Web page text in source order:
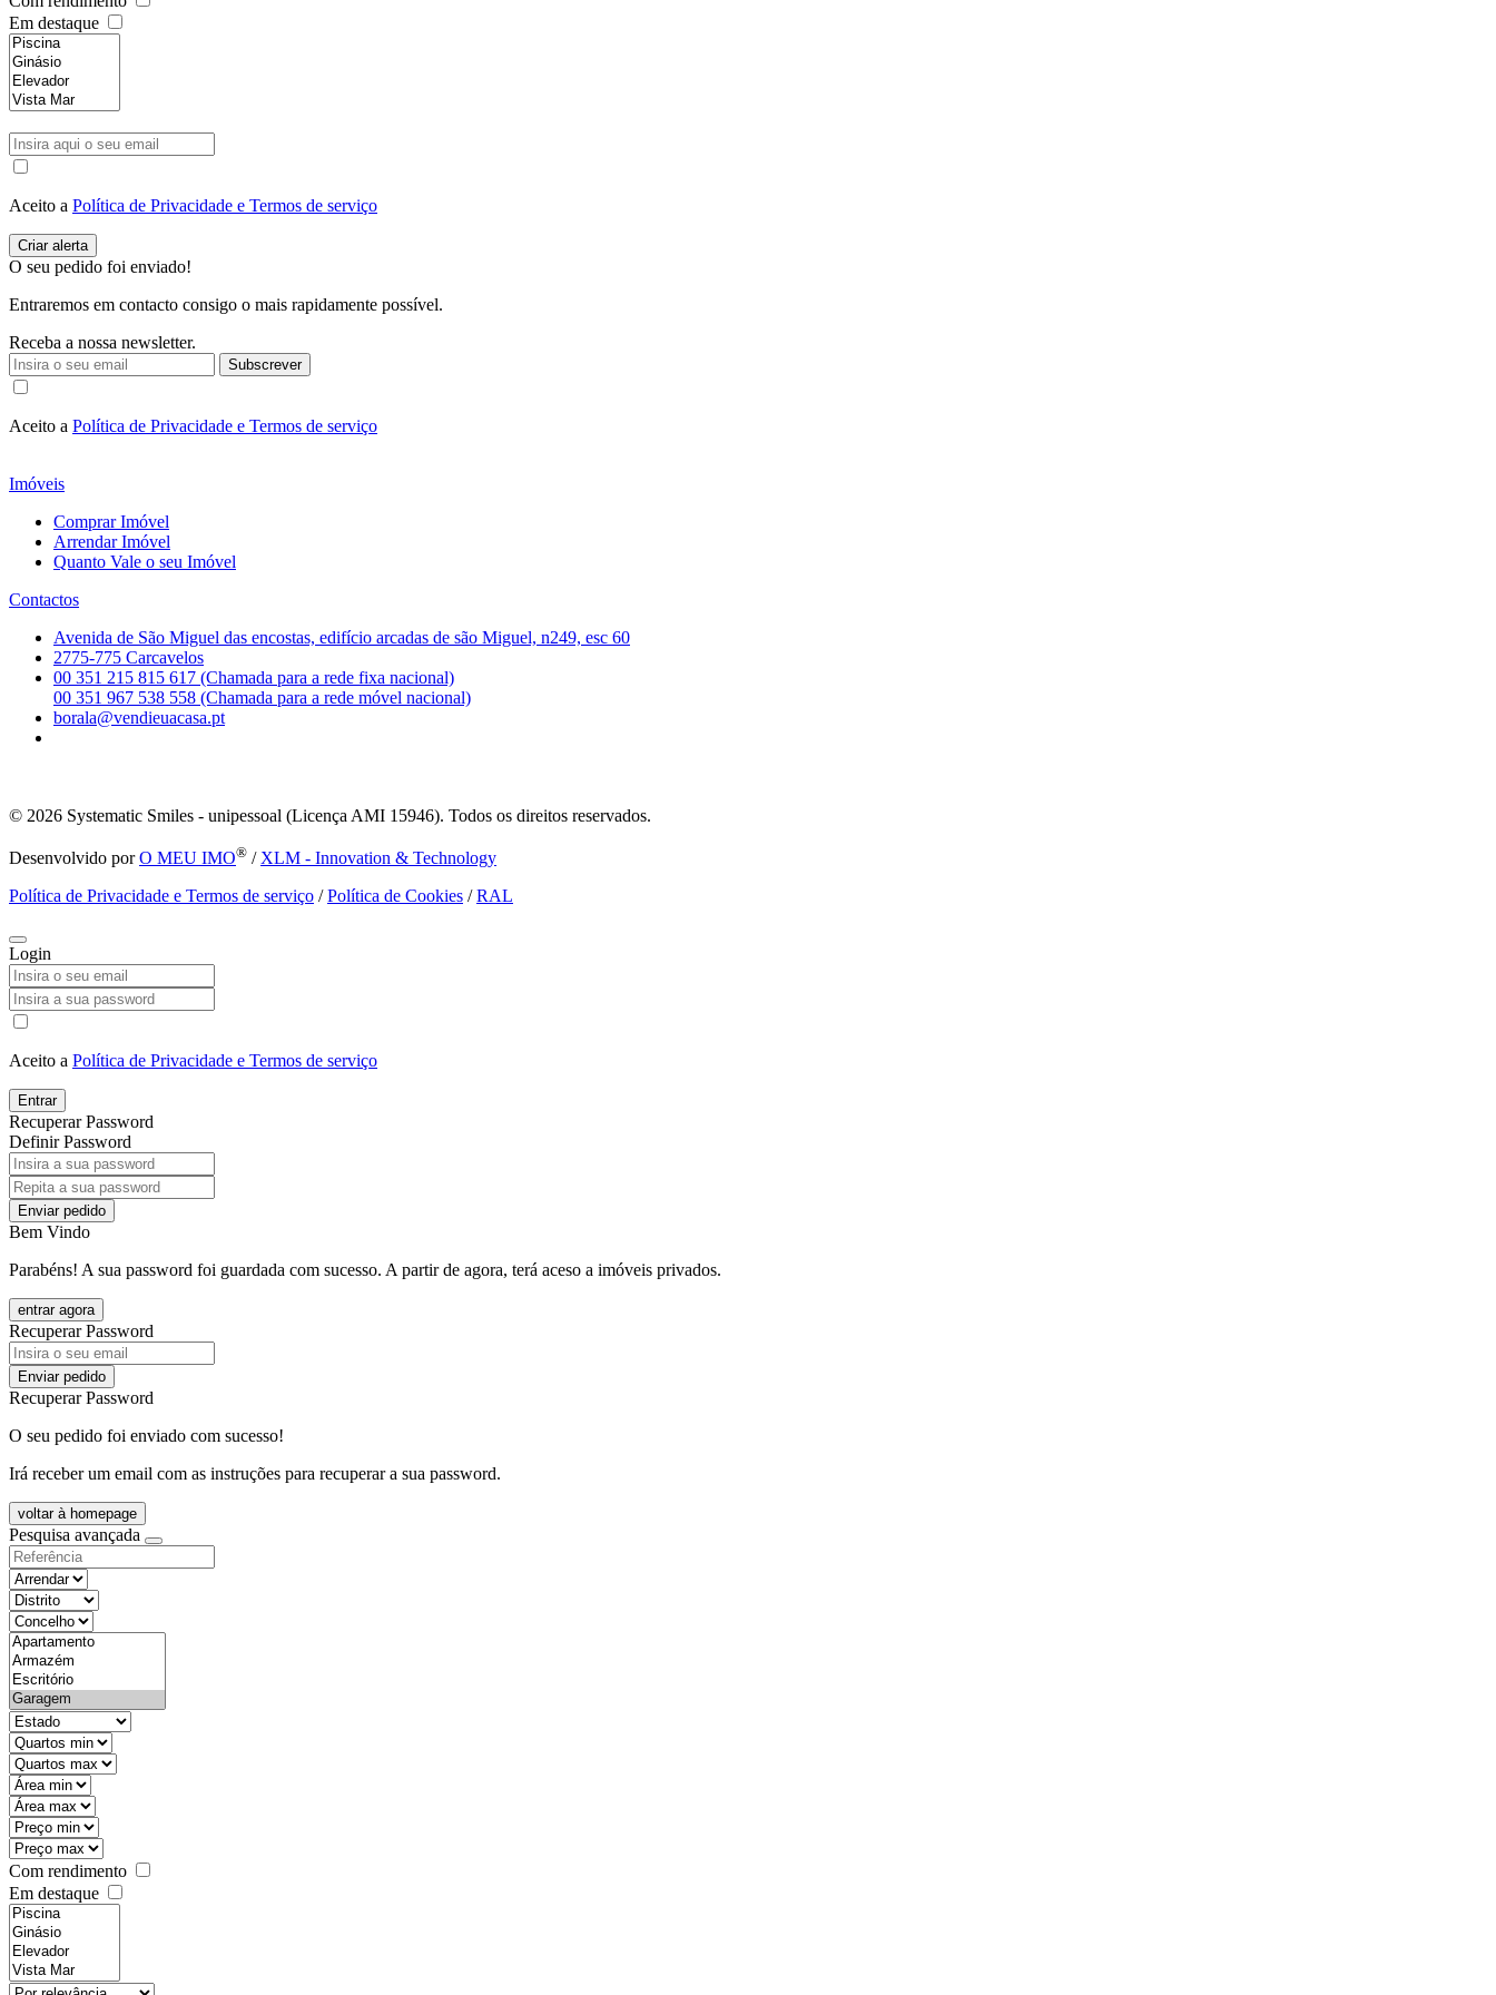
Em destaque
Aceito a Política de Privacidade e Termos de serviço
O seu pedido foi enviado!
Entraremos em contacto consigo o mais rapidamente possível.
Receba a nossa newsletter.
Subscrever
Aceito a Política de Privacidade e Termos de serviço
Imóveis
Comprar Imóvel
Arrendar Imóvel
Quanto Vale o seu Imóvel
Contactos
Avenida de São Miguel das encostas, edifício arcadas de são Miguel, n249, esc 60
2775-775 Carcavelos
00 351 215 815 617 (Chamada para a rede fixa nacional)
00 351 967 538 558 (Chamada para a rede móvel nacional)
borala@vendieuacasa.pt
© 2026 Systematic Smiles - unipessoal (Licença AMI 15946). Todos os direitos reservados.
Desenvolvido porO MEU IMO® / XLM - Innovation & Technology
Política de Privacidade e Termos de serviço /Política de Cookies /RAL
Login
Aceito a Política de Privacidade e Termos de serviço
Entrar
Recuperar Password
Definir Password
Enviar pedido
Bem Vindo
Parabéns! A sua password foi guardada com sucesso. A partir de agora, terá aceso a imóveis privados.
entrar agora
Recuperar Password
Enviar pedido
Recuperar Password
O seu pedido foi enviado com sucesso!
Irá receber um email com as instruções para recuperar a sua password.
voltar à homepage
Pesquisa avançada
objective
districtId
countyId
types
state
mintypo
maxtypo
minarea
maxarea
minprice
maxprice
Com rendimento
Em destaque
features